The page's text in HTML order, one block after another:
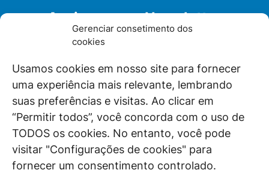
Gerenciar consetimento dos
cookies
Usamos cookies em nosso site para fornecer
uma experiência mais relevante, lembrando
suas preferências e visitas. Ao clicar em
“Permitir todos”, você concorda com o uso de
TODOS os cookies. No entanto, você pode
visitar "Configurações de cookies" para
fornecer um consentimento controlado.
Assine nossa Newsletter
Li e aceito a Política de privacidade